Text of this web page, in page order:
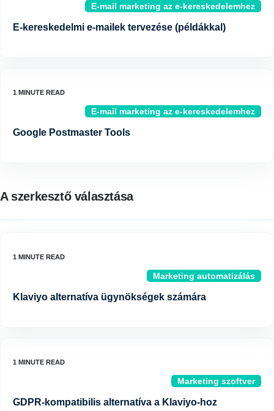
E-mail marketing az e-kereskedelemhez
E-kereskedelmi e-mailek tervezése (példákkal)
E-mail marketing az e-kereskedelemhez
Google Postmaster Tools
A szerkesztő választása
Marketing automatizálás
Klaviyo alternatíva ügynökségek számára
Marketing szoftver
GDPR-kompatibilis alternatíva a Klaviyo-hoz